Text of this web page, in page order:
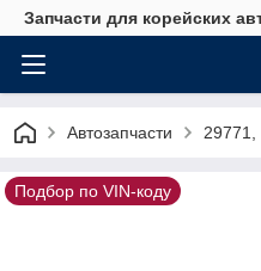
Запчасти для корейских
Автозапчасти 29771,
Подбор по VIN-коду